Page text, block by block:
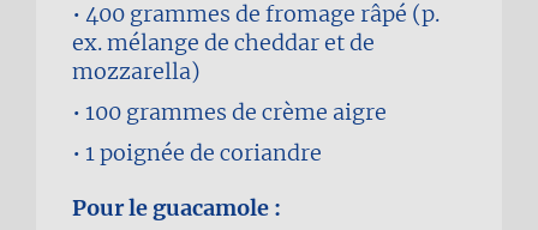
400 grammes de fromage râpé (p.
ex. mélange de cheddar et de
mozzarella)
100 grammes de crème aigre
1 poignée de coriandre
Pour le guacamole :